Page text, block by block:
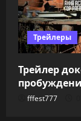
Трейлеры
Трейлер
fffest777